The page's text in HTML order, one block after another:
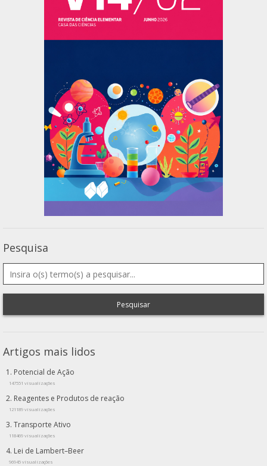
Pesquisa
Pesquisar
Artigos mais lidos
Potencial de Ação
147551 visualizações
Reagentes e Produtos de reação
121189 visualizações
Transporte Ativo
118469 visualizações
Lei de Lambert–Beer
96945 visualizações